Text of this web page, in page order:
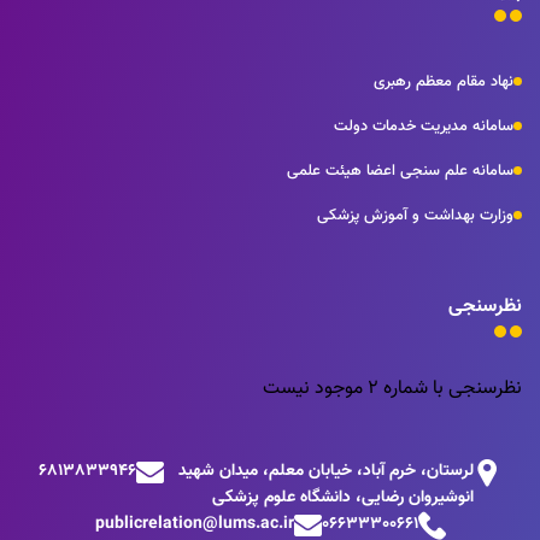
نهاد مقام معظم رهبری
سامانه مدیریت خدمات دولت
سامانه علم سنجی اعضا هیئت علمی
وزارت بهداشت و آموزش پزشکی
نظرسنجی
نظرسنجی با شماره 2 موجود نیست
لرستان، خرم آباد، خیابان معلم، میدان شهید
انوشیروان رضایی، دانشگاه علوم پزشکی
6813833946
06633300661
publicrelation@lums.ac.ir